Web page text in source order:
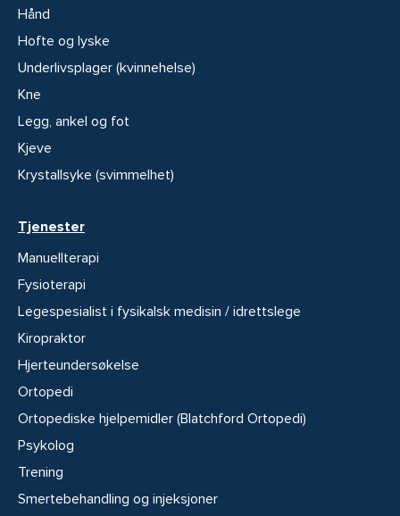
Hånd
Hofte og lyske
Underlivsplager (kvinnehelse)
Kne
Legg, ankel og fot
Kjeve
Krystallsyke (svimmelhet)
Tjenester
Manuellterapi
Fysioterapi
Legespesialist i fysikalsk medisin / idrettslege
Kiropraktor
Hjerteundersøkelse
Ortopedi
Ortopediske hjelpemidler (Blatchford Ortopedi)
Psykolog
Trening
Smertebehandling og injeksjoner